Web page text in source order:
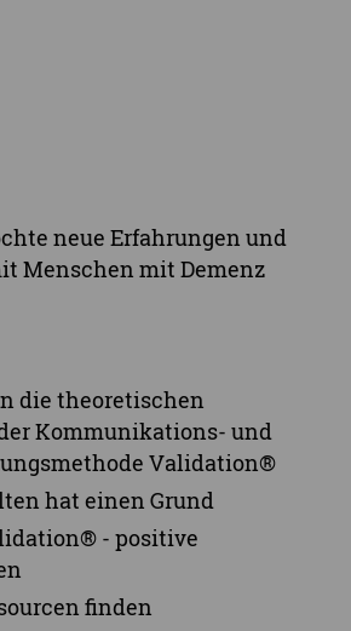
neue Erfahrungen und
Menschen mit Demenz
die theoretischen
Kommunikations- und
Validation®
hat einen Grund
- positive
finden